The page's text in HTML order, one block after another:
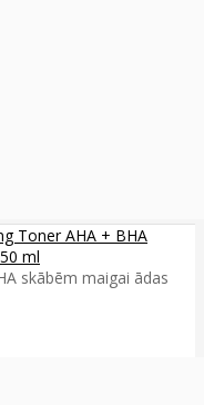
Toner AHA + BHA
ml
skābēm maigai ādas